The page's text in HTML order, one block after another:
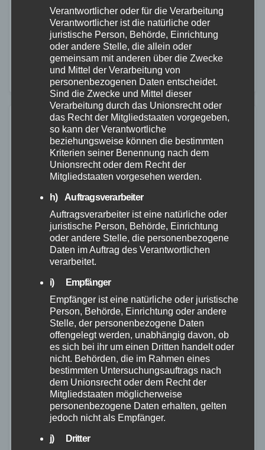
Am Montag, dem 24.11.2025, kam es gegen 12:10
Uhr zu einem Verkehrsunfall auf der Kreisstraße 136
zwischen Selters und Goddert.
MAYEN-KOBLENZ POLIZEI
Unbekannter spricht Schüler an –
Polizei gibt wichtige Hinweise
25. NOV. 2025
Am Dienstag, 25. November 2025, wurde die Polizei
informiert, dass ein 11-jähriger Schüler auf dem Weg
zur Grundschule von einem unbekannten Fahrer
eines schwarzen VW (Kombi oder SUV)
Verantwortlicher oder für die Verarbeitung
Verantwortlicher ist die natürliche oder
juristische Person, Behörde, Einrichtung
oder andere Stelle, die allein oder
gemeinsam mit anderen über die Zwecke
und Mittel der Verarbeitung von
personenbezogenen Daten entscheidet.
Sind die Zwecke und Mittel dieser
Verarbeitung durch das Unionsrecht oder
das Recht der Mitgliedstaaten vorgegeben,
so kann der Verantwortliche
beziehungsweise können die bestimmten
Kriterien seiner Benennung nach dem
Unionsrecht oder dem Recht der
Mitgliedstaaten vorgesehen werden.
h) Auftragsverarbeiter
Auftragsverarbeiter ist eine natürliche oder
juristische Person, Behörde, Einrichtung
oder andere Stelle, die personenbezogene
Daten im Auftrag des Verantwortlichen
verarbeitet.
i) Empfänger
Empfänger ist eine natürliche oder juristische
Person, Behörde, Einrichtung oder andere
Stelle, der personenbezogene Daten
offengelegt werden, unabhängig davon, ob
es sich bei ihr um einen Dritten handelt oder
nicht. Behörden, die im Rahmen eines
bestimmten Untersuchungsauftrags nach
dem Unionsrecht oder dem Recht der
Mitgliedstaaten möglicherweise
personenbezogene Daten erhalten, gelten
jedoch nicht als Empfänger.
j) Dritter